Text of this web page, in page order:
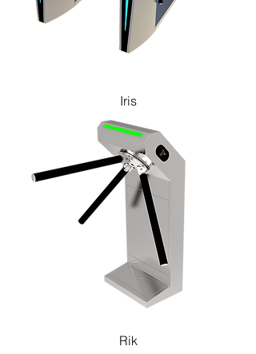
Iris
Rik